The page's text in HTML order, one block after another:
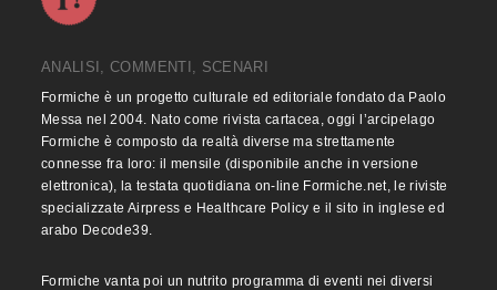
ANALISI, COMMENTI, SCENARI
Formiche è un progetto culturale ed editoriale fondato da Paolo
Messa nel 2004. Nato come rivista cartacea, oggi l’arcipelago
Formiche è composto da realtà diverse ma strettamente
connesse fra loro: il mensile (disponibile anche in versione
elettronica), la testata quotidiana on-line Formiche.net, le riviste
specializzate Airpress e Healthcare Policy e il sito in inglese ed
arabo Decode39.
Formiche vanta poi un nutrito programma di eventi nei diversi